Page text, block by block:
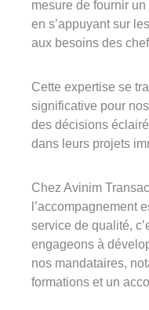
mesure de fournir
en s’appuyant sur
aux besoins des
Cette expertise se
significative pour
des décisions
dans leurs projets
Chez Avinim
l’accompagnement
service de qualité,
engageons à
nos mandataires,
formations et un